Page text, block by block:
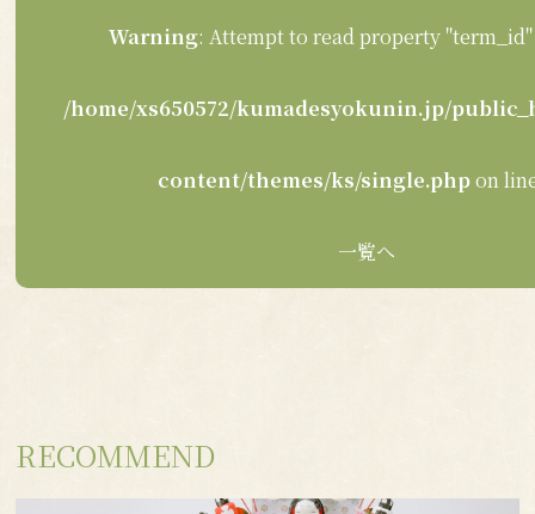
Warning: Attempt to read property
/home/xs650572/kumadesyokunin.jp/
content/themes/ks/single.phpon
一覧へ
RECOMMEND